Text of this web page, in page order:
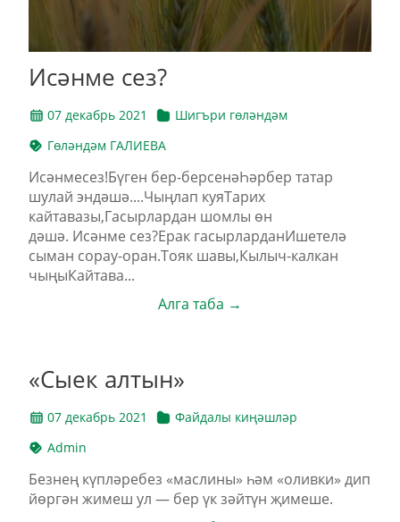
Исәнме сез?
07 декабрь 2021
Шигъри гөләндәм
Гөләндәм ГАЛИЕВА
Исәнмесез!Бүген бер-берсенәҺәрбер татар
шулай эндәшә....Чыңлап куяТарих
кайтавазы,Гасырлардан шомлы өн
дәшә. Исәнме сез?Ерак гасырларданИшетелә
сыман сорау-оран.Тояк шавы,Кылыч-калкан
чыңыКайтава...
Алга таба →
«Сыек алтын»
07 декабрь 2021
Файдалы киңәшләр
Admin
Безнең күпләребез «маслины» һәм «оливки» дип
йөргән жимеш ул — бер үк зәйтүн җимеше.